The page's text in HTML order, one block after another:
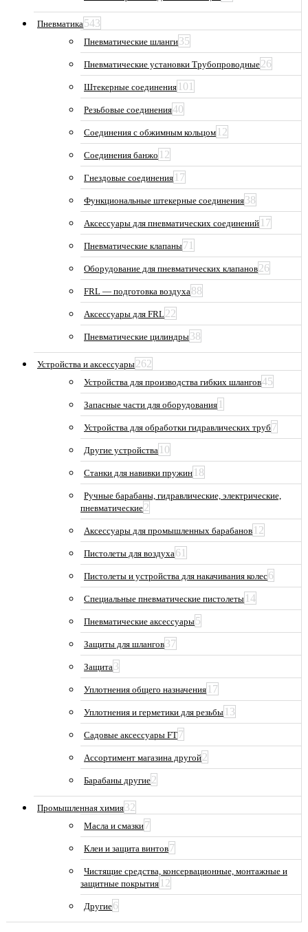
Пневматика543
Пневматические шланги35
Пневматические установки Трубопроводные26
Штекерные соединения 101
Резьбовые соединения40
Соединения с обжимным кольцом 12
Соединения банжо 12
Гнездовые соединения 17
Функциональные штекерные соединения38
Аксессуары для пневматических соединений 17
Пневматические клапаны71
Оборудование для пневматических клапанов26
FRL — подготовка воздуха88
Аксессуары для FRL22
Пневматические цилиндры38
Устройства и аксессуары262
Устройства для производства гибких шлангов45
Запасные части для оборудования 1
Устройства для обработки гидравлических труб 7
Другие устройства 10
Станки для навивки пружин 18
Ручные барабаны, гидравлические, электрические,
пневматические2
Аксессуары для промышленных барабанов 12
Пистолеты для воздуха61
Пистолеты и устройства для накачивания колес6
Специальные пневматические пистолеты 14
Пневматические аксессуары5
Защиты для шлангов37
Защита3
Уплотнения общего назначения 17
Уплотнения и герметики для резьбы 13
Садовые аксессуары FT7
Ассортимент магазина другой2
Барабаны другие2
Промышленная химия32
Масла и смазки7
Клеи и защита винтов7
Чистящие средства, консервационные, монтажные и
защитные покрытия 12
Другие6